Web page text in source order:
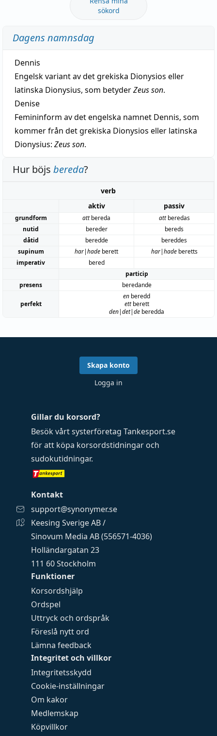
sökord
Dagens namnsdag
Dennis
Engelsk variant av det grekiska Dionysios eller
latinska Dionysius, som betyderZeus son.
Denise
Femininform av det engelska namnet Dennis, som
kommer från det grekiska Dionysios eller latinska
Dionysius: Zeus son.
Hur böjs bereda?
verb
aktiv
passiv
grundform attbereda attberedas
nutid
bereder
bereds
dåtid
beredde
bereddes
supinum
har|hade berett har|hadeberetts
imperativ
bered
particip
presens
beredande
perfekt
en beredd
ettberett
den|det|de beredda
Funktioner
Korsordshjälp
Ordspel
Uttryck och ordspråk
Föreslå nytt ord
Lämna feedback
Integritet och villkor
Integritetsskydd
Cookie-inställningar
Om kakor
Medlemskap
Köpvillkor
Gillar du korsord?
Besök vårt systerföretag Tankesport.se
för att köpa korsordstidningar och
sudokutidningar.
Kontakt
support@synonymer.se
Keesing Sverige AB /
Sinovum Media AB (556571-4036)
Holländargatan 23
111 60 Stockholm
Skapa konto
Logga in